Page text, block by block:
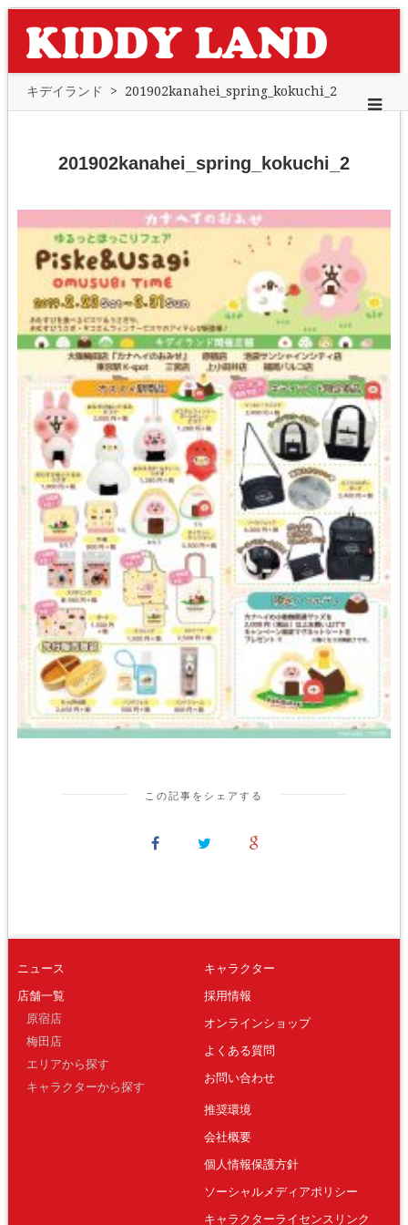
キデイランド > 201902kanahei_spring_kokuchi_2
201902kanahei_spring_kokuchi_2
この記事をシェアする
ニュース
店舗一覧
原宿店
梅田店
エリアから探す
キャラクターから探す
キャラクター
採用情報
オンラインショップ
よくある質問
お問い合わせ
推奨環境
会社概要
個人情報保護方針
ソーシャルメディアポリシー
キャラクターライセンスリンク